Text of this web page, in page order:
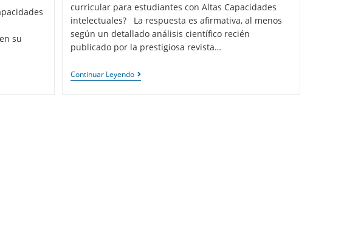
su
curricular para estudiantes con Altas Capacidades
intelectuales? La respuesta es afirmativa, al menos
según un detallado análisis científico recién
publicado por la prestigiosa revista…
Continuar Leyendo